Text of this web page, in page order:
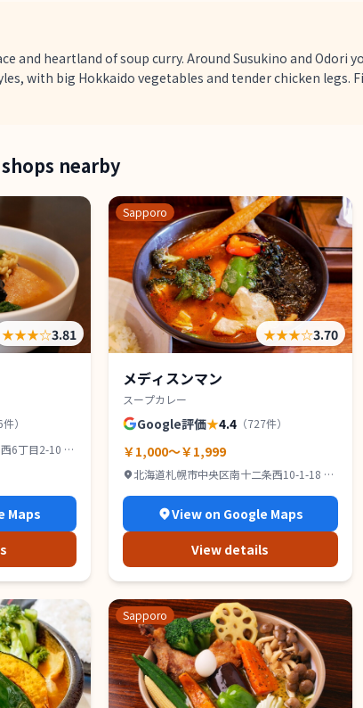
and heartland of soup curry. Around Susukino and Odori
with big Hokkaido vegetables and tender chicken legs.
nearby
★★★☆3.81
件）
6丁目2-10 IR
Maps
Sapporo
★★★☆3.70
メディスンマン
スープカレー
Google評価★4.4（727件）
￥1,000～￥1,999
北海道札幌市中央区南十二条西10-1-18 グ
View on Google Maps
View details
Sapporo